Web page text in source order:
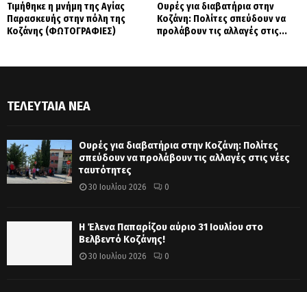
Τιμήθηκε η μνήμη της Αγίας
Παρασκευής στην πόλη της
Κοζάνης (ΦΩΤΟΓΡΑΦΙΕΣ)
Ουρές για διαβατήρια στην
Κοζάνη: Πολίτες σπεύδουν να
προλάβουν τις αλλαγές στις...
ΤΕΛΕΥΤΑΊΑ ΝΈΑ
Ουρές για διαβατήρια στην Κοζάνη: Πολίτες
σπεύδουν να προλάβουν τις αλλαγές στις νέες
ταυτότητες
30 Ιουλίου 2026 0
Η Έλενα Παπαρίζου αύριο 31 Ιουλίου στο
Βελβεντό Κοζάνης!
30 Ιουλίου 2026 0